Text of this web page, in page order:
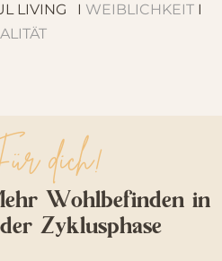
LIVING I WEIBLICHKEITI
dich!
Wohlbefinden in
Zyklusphase